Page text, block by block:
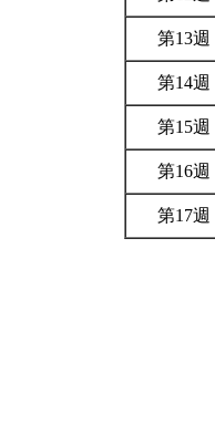
第13週
第14週
第15週
第16週
第17週